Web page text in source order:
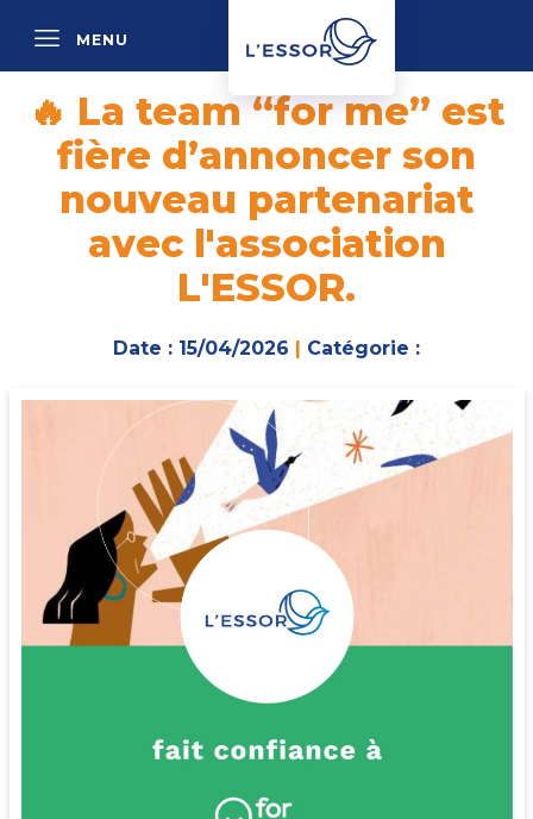
MENU
🔥 La team “for me” est
fière d’annoncer son
nouveau partenariat
avec l'association
L'ESSOR.
Date : 15/04/2026 | Catégorie :